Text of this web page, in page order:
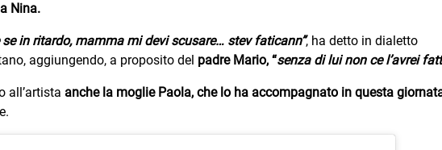
Nina.
se in ritardo, mamma mi devi scusare… stev faticann”, ha detto in dialetto
aggiungendo, a proposito del padre Mario, “senza di lui non ce l’avrei
all’artista anche la moglie Paola, che lo ha accompagnato in questa
PLAYLIST NOVITÀ
STEFANO PITASI